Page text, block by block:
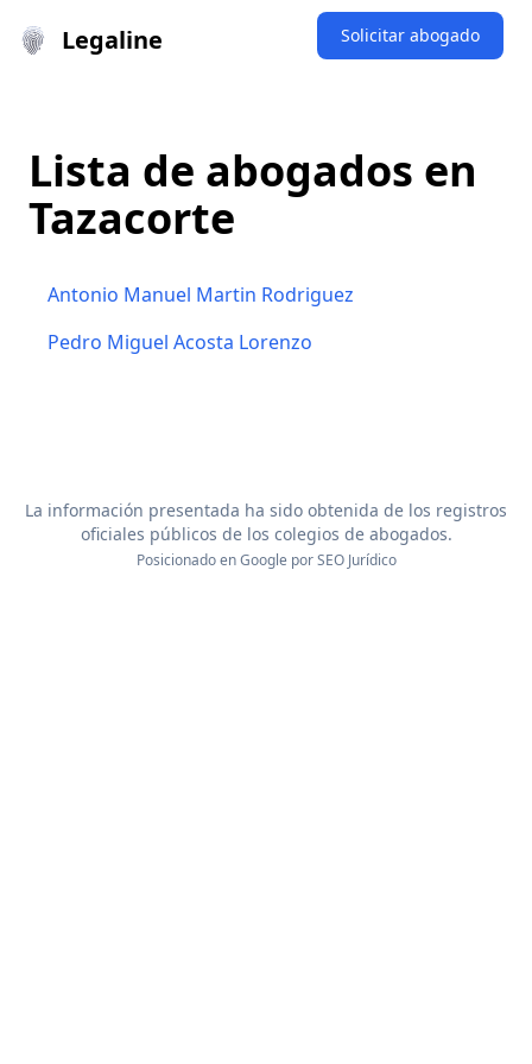
Legaline Solicitar abogado
Lista de abogados en
Tazacorte
Antonio Manuel Martin Rodriguez
Pedro Miguel Acosta Lorenzo
La información presentada ha sido obtenida de los registros
oficiales públicos de los colegios de abogados.
Posicionado en Google porSEO Jurídico